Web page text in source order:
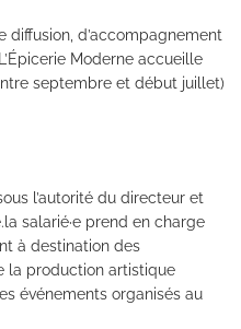
diffusion, d’accompagnement
Moderne accueille
septembre et début juillet)
l’autorité du directeur et
salarié·e prend en charge
à destination des
la production artistique
événements organisés au